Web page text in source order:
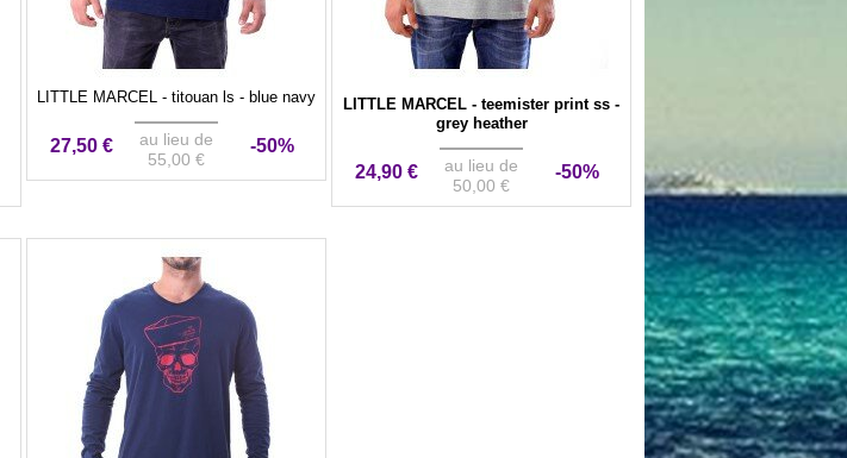
LITTLE MARCEL - titouan ls - blue navy
27,50 €
au lieu de
55,00 €
-50%
LITTLE MARCEL - teemister print ss -
grey heather
24,90 €
au lieu de
50,00 €
-50%